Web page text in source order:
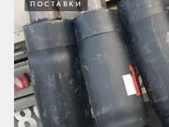
ПОСТАВКИ